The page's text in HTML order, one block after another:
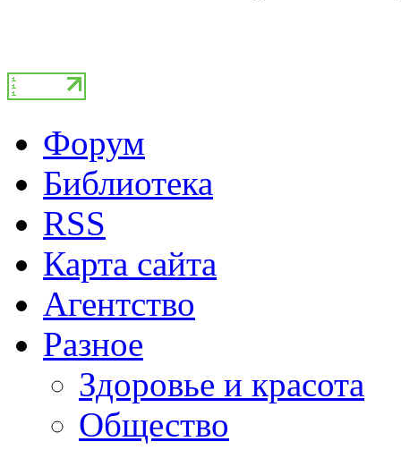
Форум
Библиотека
RSS
Карта сайта
Агентство
Разное
Здоровье и красота
Общество